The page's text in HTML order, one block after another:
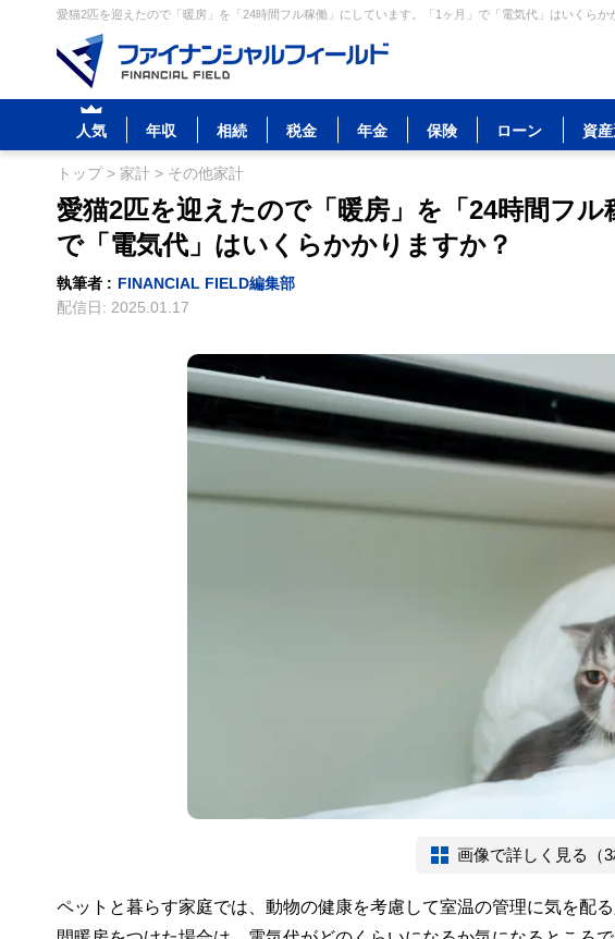
愛猫2匹を迎えたので「暖房」を「24時間フル稼働」にしています。「1ヶ月」で「電気代」はいくら
人気 年収 相続 税金 年金 保険 ローン 資産
トップ> 家計 > その他家計
愛猫2匹を迎えたので「暖房」を「24時間フル
で「電気代」はいくらかかりますか？
執筆者 : FINANCIAL FIELD編集部
配信日: 2025.01.17
画像で詳しく見る（3
ペットと暮らす家庭では、動物の健康を考慮して室温の管理に気を配